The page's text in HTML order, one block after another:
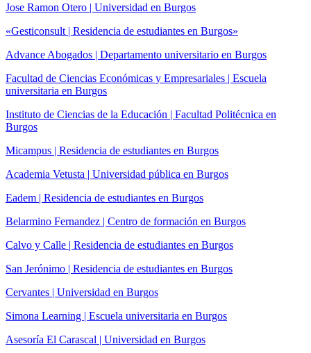
Jose Ramon Otero | Universidad en Burgos
«Gesticonsult | Residencia de estudiantes en Burgos»
Advance Abogados | Departamento universitario en Burgos
Facultad de Ciencias Económicas y Empresariales | Escuela
universitaria en Burgos
Instituto de Ciencias de la Educación | Facultad Politécnica en
Burgos
Micampus | Residencia de estudiantes en Burgos
Academia Vetusta | Universidad pública en Burgos
Eadem | Residencia de estudiantes en Burgos
Belarmino Fernandez | Centro de formación en Burgos
Calvo y Calle | Residencia de estudiantes en Burgos
San Jerónimo | Residencia de estudiantes en Burgos
Cervantes | Universidad en Burgos
Simona Learning | Escuela universitaria en Burgos
Asesoría El Carascal | Universidad en Burgos